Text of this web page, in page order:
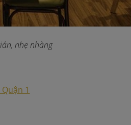
nhẹ nhàng
1